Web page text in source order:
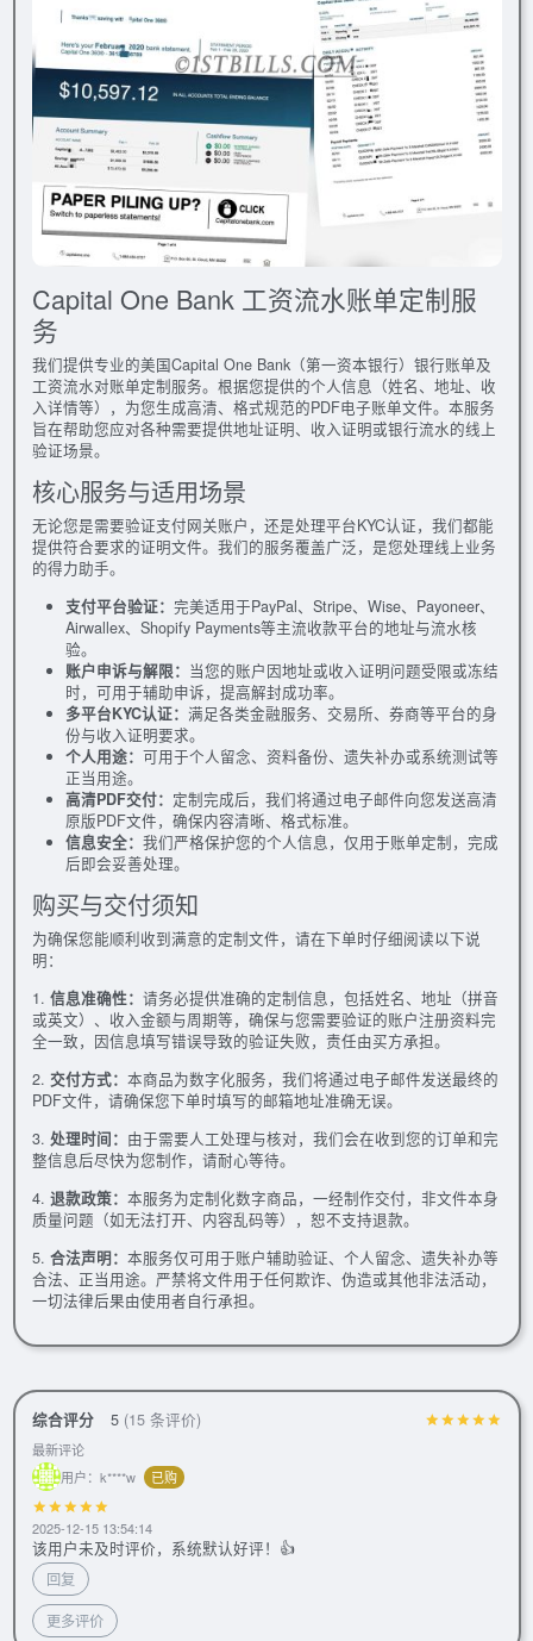
Capital One Bank 工资流水账单定制服
务
我们提供专业的美国Capital One Bank（第一资本银行）银行账单及
工资流水对账单定制服务。根据您提供的个人信息（姓名、地址、收
入详情等），为您生成高清、格式规范的PDF电子账单文件。本服务
旨在帮助您应对各种需要提供地址证明、收入证明或银行流水的线上
验证场景。
核心服务与适用场景
无论您是需要验证支付网关账户，还是处理平台KYC认证，我们都能
提供符合要求的证明文件。我们的服务覆盖广泛，是您处理线上业务
的得力助手。
支付平台验证： 完美适用于PayPal、Stripe、Wise、Payoneer、
Airwallex、Shopify Payments等主流收款平台的地址与流水核
验。
账户申诉与解限： 当您的账户因地址或收入证明问题受限或冻结
时，可用于辅助申诉，提高解封成功率。
多平台KYC认证： 满足各类金融服务、交易所、券商等平台的身
份与收入证明要求。
个人用途： 可用于个人留念、资料备份、遗失补办或系统测试等
正当用途。
高清PDF交付： 定制完成后，我们将通过电子邮件向您发送高清
原版PDF文件，确保内容清晰、格式标准。
信息安全： 我们严格保护您的个人信息，仅用于账单定制，完成
后即会妥善处理。
购买与交付须知
为确保您能顺利收到满意的定制文件，请在下单时仔细阅读以下说
明：
1. 信息准确性： 请务必提供准确的定制信息，包括姓名、地址（拼音
或英文）、收入金额与周期等，确保与您需要验证的账户注册资料完
全一致，因信息填写错误导致的验证失败，责任由买方承担。
2. 交付方式： 本商品为数字化服务，我们将通过电子邮件发送最终的
PDF文件，请确保您下单时填写的邮箱地址准确无误。
3. 处理时间： 由于需要人工处理与核对，我们会在收到您的订单和完
整信息后尽快为您制作，请耐心等待。
4. 退款政策： 本服务为定制化数字商品，一经制作交付，非文件本身
质量问题（如无法打开、内容乱码等），恕不支持退款。
5. 合法声明： 本服务仅可用于账户辅助验证、个人留念、遗失补办等
合法、正当用途。严禁将文件用于任何欺诈、伪造或其他非法活动，
一切法律后果由使用者自行承担。
综合评分 5 (15 条评价)
最新评论
用户：k****w
已购
2025-12-15 13:54:14
该用户未及时评价，系统默认好评！👍
回复
更多评价